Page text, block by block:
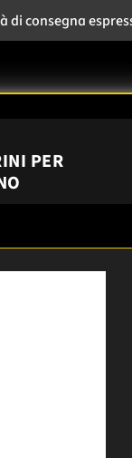
di consegna
PER